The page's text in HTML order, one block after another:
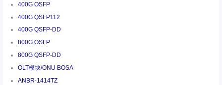
400G OSFP
400G QSFP112
400G QSFP-DD
800G OSFP
800G QSFP-DD
OLT模块/ONU BOSA
ANBR-1414TZ